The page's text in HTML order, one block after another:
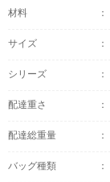
材料 ：
サイズ ：
シリーズ ：
配達重さ ：
配達総重量 ：
バッグ種類 ：